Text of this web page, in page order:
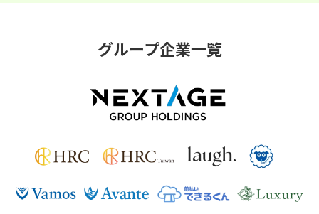
グループ企業一覧